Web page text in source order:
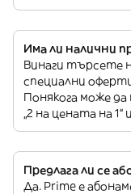
Има ли налични
Винаги търсете
специални
Понякога може
„2 на цената на
Предлага ли се
Да. Prime е